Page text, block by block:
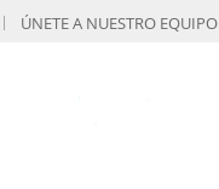
ÚNETE A NUESTRO EQUIPO